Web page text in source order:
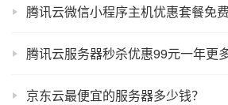
腾讯云微信小程序主机优惠套餐免
腾讯云服务器秒杀优惠99元一年更
京东云最便宜的服务器多少钱？